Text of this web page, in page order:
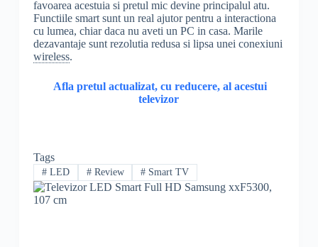
favoarea acestuia si pretul mic devine principalul atu.
Functiile smart sunt un real ajutor pentru a interactiona
cu lumea, chiar daca nu aveti un PC in casa. Marile
dezavantaje sunt rezolutia redusa si lipsa unei conexiuni
wireless.
Afla pretul actualizat, cu reducere, al acestui
televizor
Tags
#LED #Review # Smart TV